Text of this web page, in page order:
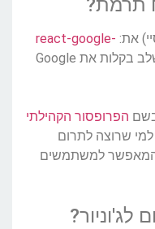
תרמת?
את: react-google-
, זו ספריה שמאפשרת לשלב בקלות את Google
הפרופסור הקהילתי
(בתחתית האתר יש לינק ל- Github למי שרוצה לתרום
המאפשר למשתמשים